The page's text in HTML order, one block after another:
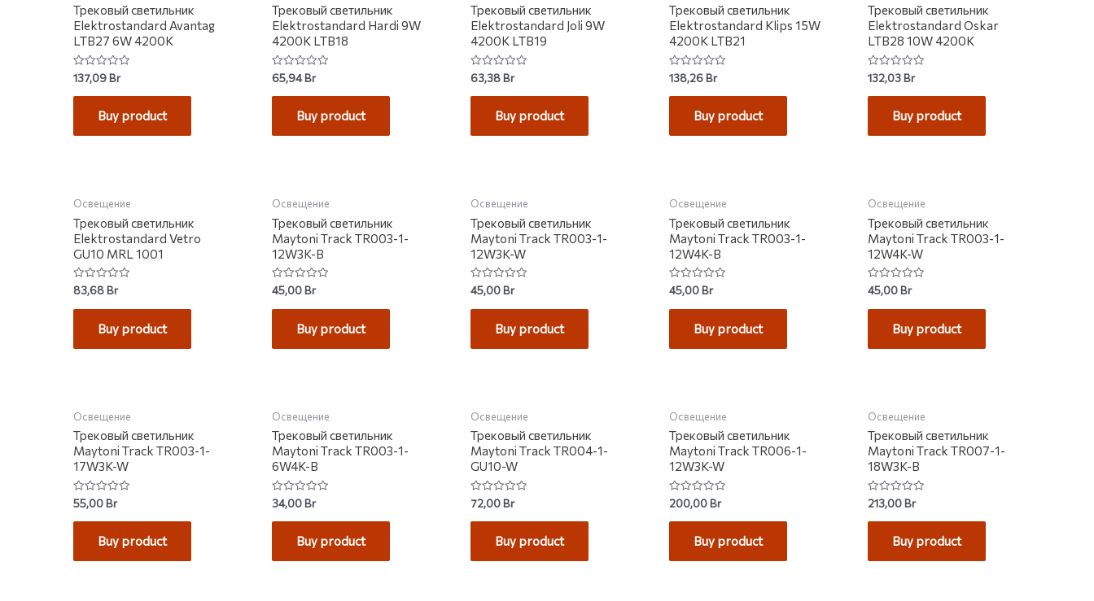
Трековый светильник
Elektrostandard Avantag
LTB27 6W 4200K
Rated
0
out
137,09Br
Buy product
Трековый светильник
Elektrostandard Hardi 9W
4200K LTB18
Rated
0
out
65,94Br
Buy product
Трековый светильник
Elektrostandard Joli 9W
4200K LTB19
Rated
0
out
63,38Br
Buy product
Трековый светильник
Elektrostandard Klips 15W
4200K LTB21
Rated
0
out
138,26Br
Buy product
Трековый светильник
Elektrostandard Oskar
LTB28 10W 4200K
Rated
0
out
132,03Br
Buy product
Освещение
Трековый светильник
Elektrostandard Vetro
GU10 MRL 1001
Rated
0
out
83,68Br
Buy product
Освещение
Трековый светильник
Maytoni Track TR003-1-
12W3K-B
Rated
0
out
45,00Br
Buy product
Освещение
Трековый светильник
Maytoni Track TR003-1-
12W3K-W
Rated
0
out
45,00Br
Buy product
Освещение
Трековый светильник
Maytoni Track TR003-1-
12W4K-B
Rated
0
out
45,00Br
Buy product
Освещение
Трековый светильник
Maytoni Track TR003-1-
12W4K-W
Rated
0
out
45,00Br
Buy product
Освещение
Трековый светильник
Maytoni Track TR003-1-
17W3K-W
Rated
0
out
55,00Br
Buy product
Освещение
Трековый светильник
Maytoni Track TR003-1-
6W4K-B
Rated
0
out
34,00Br
Buy product
Освещение
Трековый светильник
Maytoni Track TR004-1-
GU10-W
Rated
0
out
72,00Br
Buy product
Освещение
Трековый светильник
Maytoni Track TR006-1-
12W3K-W
Rated
0
out
200,00Br
Buy product
Освещение
Трековый светильник
Maytoni Track TR007-1-
18W3K-B
Rated
0
out
213,00Br
Buy product